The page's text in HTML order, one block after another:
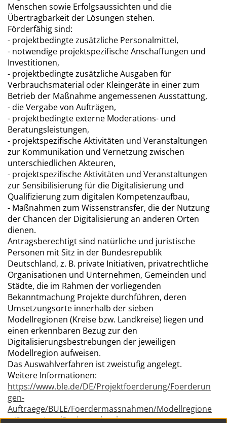
Menschen sowie Erfolgsaussichten und die
Übertragbarkeit der Lösungen stehen.
Förderfähig sind:
- projektbedingte zusätzliche Personalmittel,
- notwendige projektspezifische Anschaffungen und
Investitionen,
- projektbedingte zusätzliche Ausgaben für
Verbrauchsmaterial oder Kleingeräte in einer zum
Betrieb der Maßnahme angemessenen Ausstattung,
- die Vergabe von Aufträgen,
- projektbedingte externe Moderations- und
Beratungsleistungen,
- projektspezifische Aktivitäten und Veranstaltungen
zur Kommunikation und Vernetzung zwischen
unterschiedlichen Akteuren,
- projektspezifische Aktivitäten und Veranstaltungen
zur Sensibilisierung für die Digitalisierung und
Qualifizierung zum digitalen Kompetenzaufbau,
- Maßnahmen zum Wissenstransfer, die der Nutzung
der Chancen der Digitalisierung an anderen Orten
dienen.
Antragsberechtigt sind natürliche und juristische
Personen mit Sitz in der Bundesrepublik
Deutschland, z. B. private Initiativen, privatrechtliche
Organisationen und Unternehmen, Gemeinden und
Städte, die im Rahmen der vorliegenden
Bekanntmachung Projekte durchführen, deren
Umsetzungsorte innerhalb der sieben
Modellregionen (Kreise bzw. Landkreise) liegen und
einen erkennbaren Bezug zur den
Digitalisierungsbestrebungen der jeweiligen
Modellregion aufweisen.
Das Auswahlverfahren ist zweistufig angelegt.
Weitere Informationen:
https://www.ble.de/DE/Projektfoerderung/Foerderun
gen-
Auftraege/BULE/Foerdermassnahmen/Modellregione
n/SmarteLandRegionen.html